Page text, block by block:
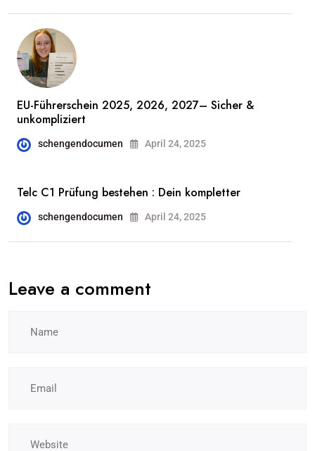
EU-Führerschein 2025, 2026, 2027– Sicher &
unkompliziert
schengendocumen April 24, 2025
Telc C1 Prüfung bestehen : Dein kompletter
schengendocumen April 24, 2025
Leave a comment